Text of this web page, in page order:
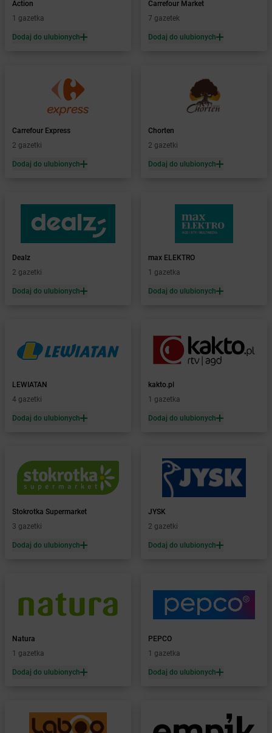
Żabka Bąków
Żabka
Barcin
Barczewo
Bardo
Żabka Barlinek
Żabka Barniewice
Żabka Bartąg
Żabka Barwałd Średni
Żabka Barwice
Bażanowice
Żabka
Żabka Bełchatów
Żabka Bełsznica
Żabka
Bezrzecze
Żabka Biała
Żabka
Biała Druga
Żabka Biała Podlaska
Żabka
Białka
Żabka Białka Tatrzańska
Żabka Białobrzegi
Żabka Białogard
Żabka Białogóra
Żabka Białośliwie
Żabka Bibice
Żabka Biczyce Dolne
Żabka
Żabka Bielany Wrocławskie
Żabka Bielawa
Żabka Bielsko
Bielsko-Biała
Action
1 gazetka
Dodaj do ulubionych
Carrefour Market
7 gazetek
Dodaj do ulubionych
Carrefour Express
2 gazetki
Dodaj do ulubionych
Chorten
2 gazetki
Dodaj do ulubionych
Dealz
2 gazetki
Dodaj do ulubionych
max ELEKTRO
1 gazetka
Dodaj do ulubionych
LEWIATAN
4 gazetki
Dodaj do ulubionych
kakto.pl
1 gazetka
Dodaj do ulubionych
Stokrotka Supermarket
3 gazetki
Dodaj do ulubionych
JYSK
2 gazetki
Dodaj do ulubionych
Natura
1 gazetka
Dodaj do ulubionych
PEPCO
1 gazetka
Dodaj do ulubionych